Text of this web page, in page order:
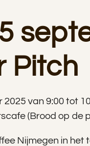
Pitch
van 9:00 tot
(Brood op de
Nijmegen in het